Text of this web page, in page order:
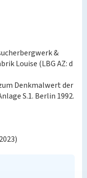
&
Louise (LBG AZ: d
Denkmalwert der
S.1. Berlin 1992.